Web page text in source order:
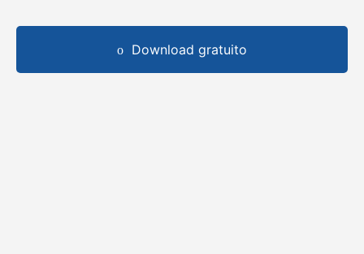
Download gratuito